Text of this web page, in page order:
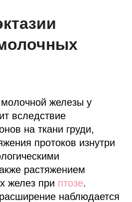
молочной железы у
вследствие
на ткани груди,
протоков изнутри
растяжением
желез при птозе.
наблюдается